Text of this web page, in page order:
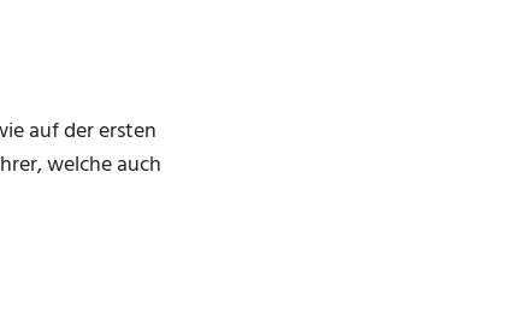
auf der ersten
welche auch